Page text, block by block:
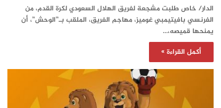
الدار/ خاص طلبت مشجعة لفريق الهلال السعودي لكرة القدم، من
الفرنسي بافيتيمبي غوميز، مهاجم الفريق، الملقب بـ”الوحش”، أن
يمنحها قميصه،…
أكمل القراءة »